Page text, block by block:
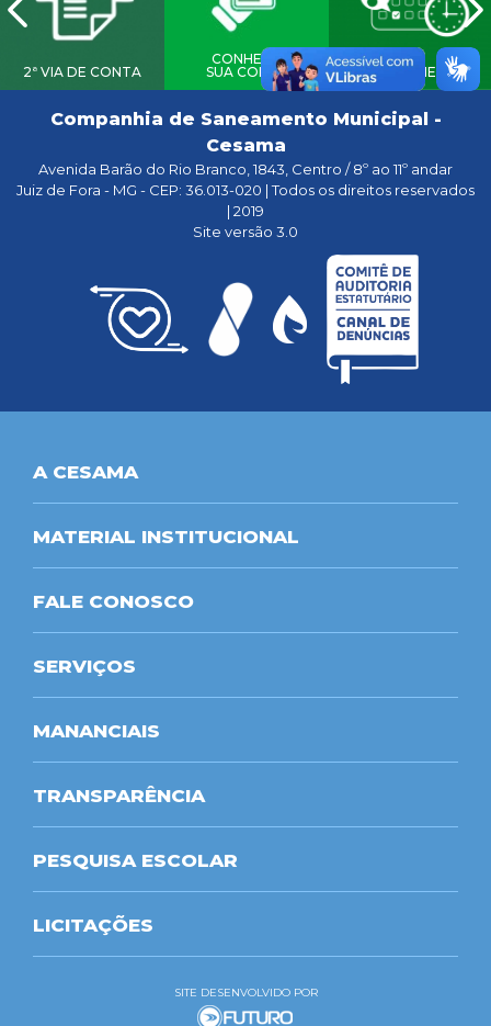
2ª VIA DE CONTA
CONHEÇA
SUA CONTA
AGENDAMENTO
Companhia de Saneamento Municipal -
Cesama
Avenida Barão do Rio Branco, 1843, Centro / 8º ao 11º andar
Juiz de Fora - MG - CEP: 36.013-020 | Todos os direitos reservados
| 2019
Site versão 3.0
A CESAMA
MATERIAL INSTITUCIONAL
FALE CONOSCO
SERVIÇOS
MANANCIAIS
TRANSPARÊNCIA
PESQUISA ESCOLAR
LICITAÇÕES
SITE DESENVOLVIDO POR